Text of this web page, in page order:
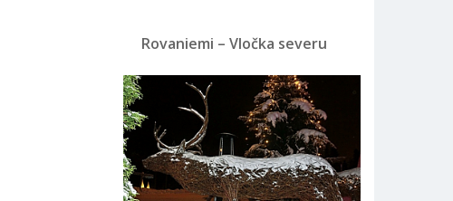
Rovaniemi – Vločka severu